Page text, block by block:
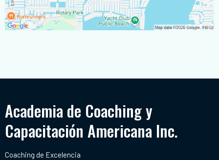
Academia de Coaching y
Capacitación Americana Inc.
Coaching de Excelencia